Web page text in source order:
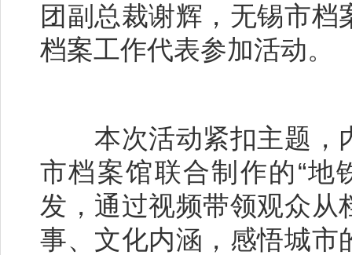
团副总裁谢辉，无锡市
档案工作代表参加活动。
本次活动紧扣主题，
市档案馆联合制作的“地
发，通过视频带领观众从
事、文化内涵，感悟城市